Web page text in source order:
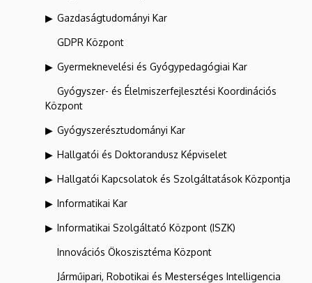
Gazdaságtudományi Kar
GDPR Központ
Gyermeknevelési és Gyógypedagógiai Kar
Gyógyszer- és Élelmiszerfejlesztési Koordinációs
Központ
Gyógyszerésztudományi Kar
Hallgatói és Doktorandusz Képviselet
Hallgatói Kapcsolatok és Szolgáltatások Központja
Informatikai Kar
Informatikai Szolgáltató Központ (ISZK)
Innovációs Ökoszisztéma Központ
Járműipari, Robotikai és Mesterséges Intelligencia